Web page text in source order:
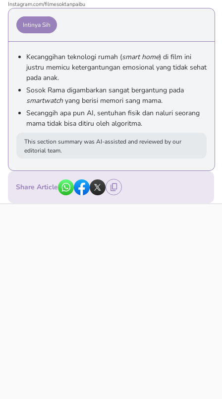
Instagram.com/filmesoktanpaibu
Intinya Sih
Kecanggihan teknologi rumah (smart home) di film ini
justru memicu ketergantungan emosional yang tidak sehat
pada anak.
Sosok Rama digambarkan sangat bergantung pada
smartwatch yang berisi memori sang mama.
Secanggih apa pun AI, sentuhan fisik dan naluri seorang
mama tidak bisa ditiru oleh algoritma.
This section summary was AI-assisted and reviewed by our
editorial team.
Share Article